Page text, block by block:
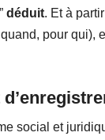
déduit. Et à
pour qui),
social et